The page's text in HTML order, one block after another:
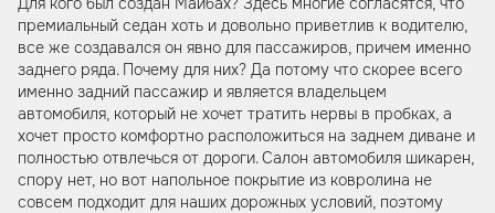
премиальный седан хоть и довольно приветлив к водителю,
все же создавался он явно для пассажиров, причем именно
заднего ряда. Почему для них? Да потому что скорее всего
именно задний пассажир и является владельцем
автомобиля, который не хочет тратить нервы в пробках, а
хочет просто комфортно расположиться на заднем диване и
полностью отвлечься от дороги. Салон автомобиля шикарен,
спору нет, но вот напольное покрытие из ковролина не
совсем подходит для наших дорожных условий, поэтому